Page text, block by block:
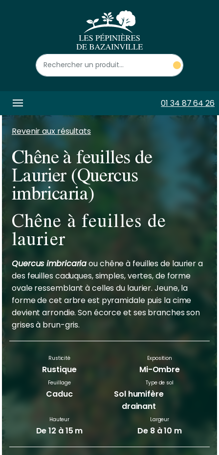
01 34 87 64 26
Revenir aux résultats
Chêne à feuilles de
Laurier (Quercus
imbricaria)
Chêne à feuilles de
laurier
Quercus imbricariaou chêne à feuilles de laurier a
des feuilles caduques, simples, vertes, de forme
ovale ressemblant à celles du laurier. Jeune, la
forme de cet arbre est pyramidale puis la cime
devient arrondie. Son écorce et ses branches son
grises à brun-gris.
Rusticité
Rustique
Exposition
Mi-Ombre
Feuillage
Caduc
Type de sol
Sol humifère
drainant
Hauteur
De 12 à 15 m
Largeur
De 8 à 10 m